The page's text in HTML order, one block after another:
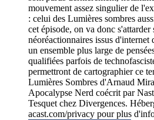
mouvement assez singulier de
: celui des Lumières sombres
cet épisode, on va donc s'attarder
néoréactionnaires issus d'internet
un ensemble plus large de
qualifiées parfois de
permettront de cartographier ce
Lumières Sombres d'Arnaud
Apocalypse Nerd coécrit par
Tesquet chez Divergences.
acast.com/privacy pour plus